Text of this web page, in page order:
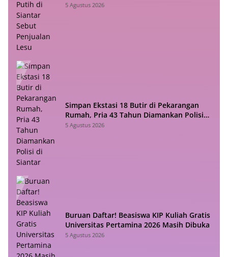
Lesu
5 Agustus 2026
Simpan Ekstasi 18 Butir di Pekarangan
Rumah, Pria 43 Tahun Diamankan Polisi
di Siantar
5 Agustus 2026
Buruan Daftar! Beasiswa KIP Kuliah Gratis
Universitas Pertamina 2026 Masih Dibuka
5 Agustus 2026